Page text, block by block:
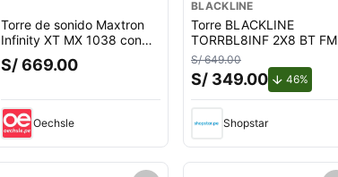
Torre de sonido Maxtron
Infinity XT MX 1038 con
doble boufer de 10
Pulgadas
S/ 669.00
Oechsle
BLACKLINE
Torre BLACKLINE
TORRBL8INF 2X8 BT FM
Sonido Espacial DSP TWS
S/ 649.00
S/ 349.00 46%
Shopstar